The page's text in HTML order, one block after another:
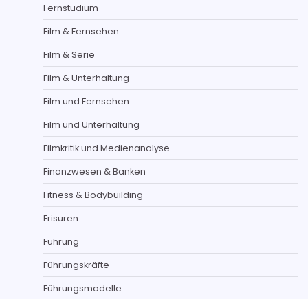
Fernstudium
Film & Fernsehen
Film & Serie
Film & Unterhaltung
Film und Fernsehen
Film und Unterhaltung
Filmkritik und Medienanalyse
Finanzwesen & Banken
Fitness & Bodybuilding
Frisuren
Führung
Führungskräfte
Führungsmodelle